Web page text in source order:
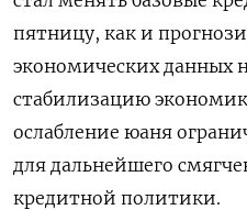
пятницу, как и
экономических данных
стабилизацию
ослабление юаня
для дальнейшего
кредитной политики.